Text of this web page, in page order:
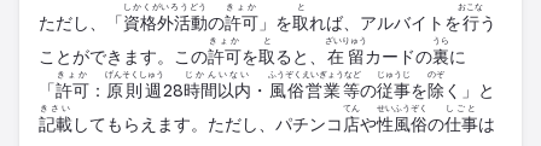
ただし、「資格外活動
しかくがいろうどう
の許可
きょか
」を取
と
れば、アルバイトを行
おこな
う
ことができます。この許可
きょか
を取
と
ると、 在留
ざいりゅう
カードの裏
うら
に
「許可
きょか
： 原則週
げんそくしゅう
28時間以内
じかんいない
・ 風俗営業等
ふうぞくえいぎょうなど
の従事
じゅうじ
を除
のぞ
く」と
記載
きさい
してもらえます。ただし、パチンコ 店
てん
や性風俗
せいふうぞく
の仕事
しごと
は